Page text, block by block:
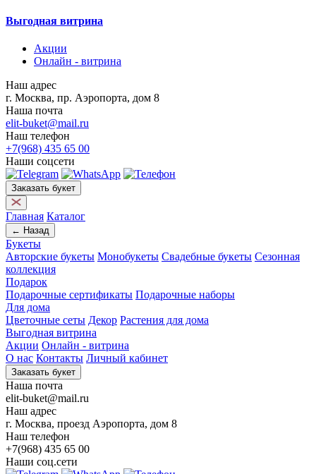
Выгодная витрина
Акции
Онлайн - витрина
Наш адрес
г. Москва, пр. Аэропорта, дом 8
Наша почта
elit-buket@mail.ru
Наш телефон
+7(968) 435 65 00
Наши соцсети
Заказать букет
Главная Каталог
← Назад
Букеты
Авторские букеты Монобукеты Свадебные букеты Сезонная
коллекция
Подарок
Подарочные сертификаты Подарочные наборы
Для дома
Цветочные сеты Декор Растения для дома
Выгодная витрина
Акции Онлайн - витрина
О нас Контакты Личный кабинет
Заказать букет
Наша почта
elit-buket@mail.ru
Наш адрес
г. Москва, проезд Аэропорта, дом 8
Наш телефон
+7(968) 435 65 00
Наши соц.сети